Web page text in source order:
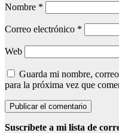
Nombre *
Correo electrónico *
Web
Guarda mi nombre,
para la próxima vez que
Suscríbete a mi lista de